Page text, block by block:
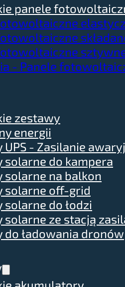
panele
- Panele
zestawy
energii
UPS - Zasilanie
solarne do kampera
solarne na balkon
solarne off-grid
solarne do łodzi
solarne ze stacją
do ładowania dronów